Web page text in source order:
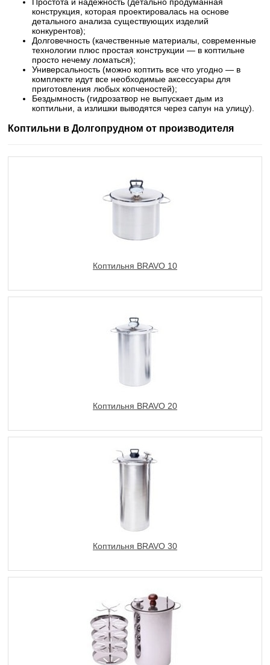
конструкция, которая проектировалась на основе
детального анализа существующих изделий
конкурентов);
Долговечность (качественные материалы, современные
технологии плюс простая конструкции — в коптильне
просто нечему ломаться);
Универсальность (можно коптить все что угодно — в
комплекте идут все необходимые аксессуары для
приготовления любых копченостей);
Бездымность (гидрозатвор не выпускает дым из
коптильни, а излишки выводятся через сапун на улицу).
Коптильни в Долгопрудном от производителя
Коптильня BRAVO 10
Коптильня BRAVO 20
Коптильня BRAVO 30